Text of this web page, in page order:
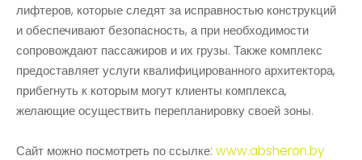
лифтеров, которые следят за исправностью конструкций
и обеспечивают безопасность, а при необходимости
сопровождают пассажиров и их грузы. Также комплекс
предоставляет услуги квалифицированного архитектора,
прибегнуть к которым могут клиенты комплекса,
желающие осуществить перепланировку своей зоны.
Сайт можно посмотреть по ссылке:www.absheron.by